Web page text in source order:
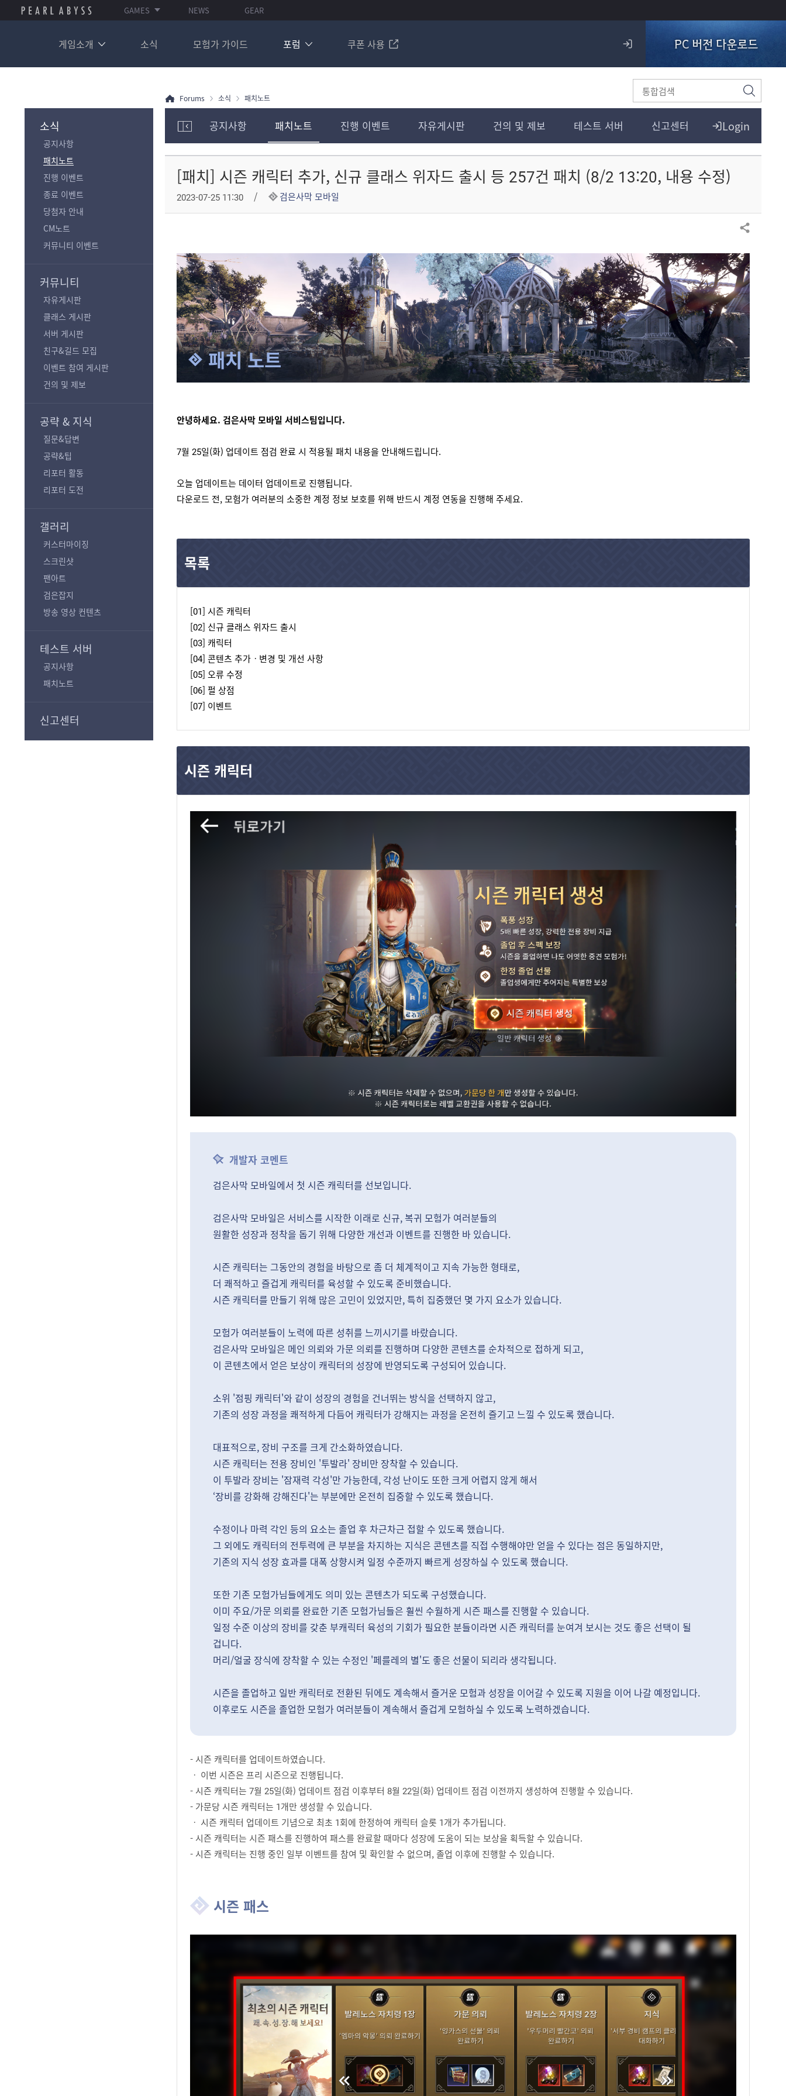
GAMES NEWS GEAR
게임소개 소식 모험가 가이드 포럼 쿠폰 사용
로
PC 버전 다운로드
소식
공지사항
패치노트
진행 이벤트
종료 이벤트
당첨자 안내
CM노트
커뮤니티 이벤트
커뮤니티
자유게시판
클래스 게시판
서버 게시판
친구&길드 모집
이벤트 참여 게시판
건의 및 제보
공략 & 지식
질문&답변
공략&팁
리포터 활동
리포터 도전
갤러리
커스터마이징
스크린샷
팬아트
검은잡지
방송 영상 컨텐츠
테스트 서버
공지사항
패치노트
신고센터
검
색
모
험
가
포
럼
테
고
보
기
Login
공지사항 패치노트 진행 이벤트 자유게시판 건의 및 제보 테스트 서버 신고센터
Forums 소식 패치노트
[패치] 시즌 캐릭터 추가, 신규 클래스 위자드 출시 등 257건 패치 (8/2 13:20, 내용 수정)
2023-07-25 11:30 검은사막 모바일
공유하기
패치 노트
안녕하세요. 검은사막 모바일 서비스팀입니다.
7월 25일(화) 업데이트 점검 완료 시 적용될 패치 내용을 안내해드립니다.
오늘 업데이트는 데이터 업데이트로 진행됩니다.
다운로드 전, 모험가 여러분의 소중한 계정 정보 보호를 위해 반드시 계정 연동을 진행해 주세요.
목록
[01] 시즌 캐릭터
[02] 신규 클래스 위자드 출시
[03] 캐릭터
[04] 콘텐츠 추가ㆍ변경 및 개선 사항
[05] 오류 수정
[06] 펄 상점
[07] 이벤트
시즌 캐릭터
개발자 코멘트
검은사막 모바일에서 첫 시즌 캐릭터를 선보입니다.
검은사막 모바일은 서비스를 시작한 이래로 신규, 복귀 모험가 여러분들의
원활한 성장과 정착을 돕기 위해 다양한 개선과 이벤트를 진행한 바 있습니다.
시즌 캐릭터는 그동안의 경험을 바탕으로 좀 더 체계적이고 지속 가능한 형태로,
더 쾌적하고 즐겁게 캐릭터를 육성할 수 있도록 준비했습니다.
시즌 캐릭터를 만들기 위해 많은 고민이 있었지만, 특히 집중했던 몇 가지 요소가 있습니다.
모험가 여러분들이 노력에 따른 성취를 느끼시기를 바랐습니다.
검은사막 모바일은 메인 의뢰와 가문 의뢰를 진행하며 다양한 콘텐츠를 순차적으로 접하게 되고,
이 콘텐츠에서 얻은 보상이 캐릭터의 성장에 반영되도록 구성되어 있습니다.
소위 '점핑 캐릭터'와 같이 성장의 경험을 건너뛰는 방식을 선택하지 않고,
기존의 성장 과정을 쾌적하게 다듬어 캐릭터가 강해지는 과정을 온전히 즐기고 느낄 수 있도록 했습니다.
대표적으로, 장비 구조를 크게 간소화하였습니다.
시즌 캐릭터는 전용 장비인 '투발라' 장비만 장착할 수 있습니다.
이 투발라 장비는 '잠재력 각성'만 가능한데, 각성 난이도 또한 크게 어렵지 않게 해서
‘장비를 강화해 강해진다'는 부분에만 온전히 집중할 수 있도록 했습니다.
수정이나 마력 각인 등의 요소는 졸업 후 차근차근 접할 수 있도록 했습니다.
그 외에도 캐릭터의 전투력에 큰 부분을 차지하는 지식은 콘텐츠를 직접 수행해야만 얻을 수 있다는 점은 동일하지만,
기존의 지식 성장 효과를 대폭 상향시켜 일정 수준까지 빠르게 성장하실 수 있도록 했습니다.
또한 기존 모험가님들에게도 의미 있는 콘텐츠가 되도록 구성했습니다.
이미 주요/가문 의뢰를 완료한 기존 모험가님들은 훨씬 수월하게 시즌 패스를 진행할 수 있습니다.
일정 수준 이상의 장비를 갖춘 부캐릭터 육성의 기회가 필요한 분들이라면 시즌 캐릭터를 눈여겨 보시는 것도 좋은 선택이 될
겁니다.
머리/얼굴 장식에 장착할 수 있는 수정인 '페를레의 별'도 좋은 선물이 되리라 생각됩니다.
시즌을 졸업하고 일반 캐릭터로 전환된 뒤에도 계속해서 즐거운 모험과 성장을 이어갈 수 있도록 지원을 이어 나갈 예정입니다.
이후로도 시즌을 졸업한 모험가 여러분들이 계속해서 즐겁게 모험하실 수 있도록 노력하겠습니다.
- 시즌 캐릭터를 업데이트하였습니다.
ㆍ 이번 시즌은 프리 시즌으로 진행됩니다.
- 시즌 캐릭터는 7월 25일(화) 업데이트 점검 이후부터 8월 22일(화) 업데이트 점검 이전까지 생성하여 진행할 수 있습니다.
- 가문당 시즌 캐릭터는 1개만 생성할 수 있습니다.
ㆍ 시즌 캐릭터 업데이트 기념으로 최초 1회에 한정하여 캐릭터 슬롯 1개가 추가됩니다.
- 시즌 캐릭터는 시즌 패스를 진행하여 패스를 완료할 때마다 성장에 도움이 되는 보상을 획득할 수 있습니다.
- 시즌 캐릭터는 진행 중인 일부 이벤트를 참여 및 확인할 수 없으며, 졸업 이후에 진행할 수 있습니다.
시즌 패스